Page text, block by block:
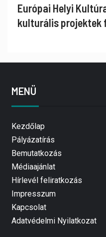
Európai Helyi
kulturális projektek
MENÜ
Kezdőlap
Pályázatírás
Bemutatkozás
Médiaajánlat
Hírlevél feliratkozás
Impresszum
Kapcsolat
Adatvédelmi Nyilatkozat